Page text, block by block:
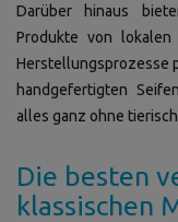
Darüber hinaus
Produkte von
Herstellungsprozesse
handgefertigten
alles ganz ohne
Die besten
klassischen